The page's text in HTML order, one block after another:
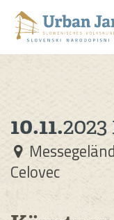
10.11.2023
Celovec